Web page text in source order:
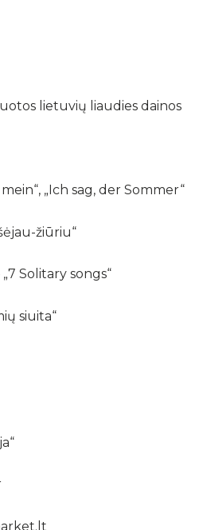
lietuvių liaudies dainos
„Ich sag, der Sommer“
žiūriu“
Solitary songs“
siuita“